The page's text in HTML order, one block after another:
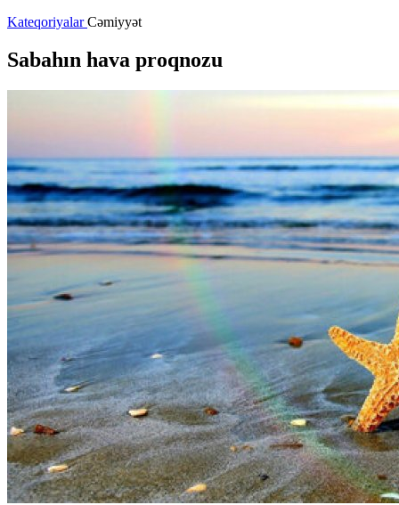
KateqoriyalarCəmiyyət
Sabahın hava proqnozu